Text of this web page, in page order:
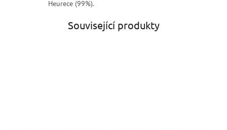
Heurece (99%).
Související produkty